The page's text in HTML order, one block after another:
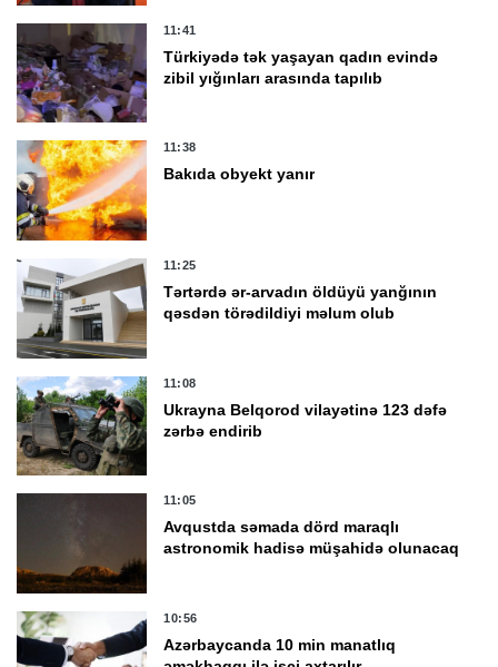
11:41
Türkiyədə tək yaşayan qadın evində
zibil yığınları arasında tapılıb
11:38
Bakıda obyekt yanır
11:25
Tərtərdə ər-arvadın öldüyü yanğının
qəsdən törədildiyi məlum olub
11:08
Ukrayna Belqorod vilayətinə 123 dəfə
zərbə endirib
11:05
Avqustda səmada dörd maraqlı
astronomik hadisə müşahidə olunacaq
10:56
Azərbaycanda 10 min manatlıq